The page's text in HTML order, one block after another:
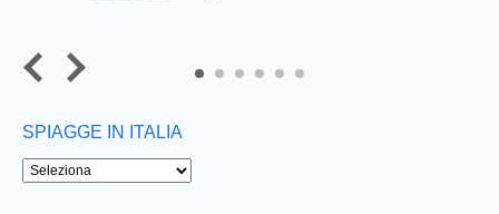
SPIAGGE IN ITALIA